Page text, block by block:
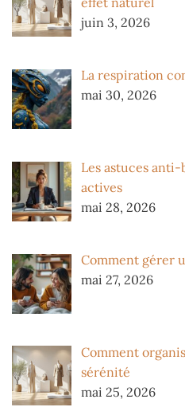
juin 3, 2026
La respiration
mai 30, 2026
Les astuces
actives
mai 28, 2026
Comment gérer
mai 27, 2026
Comment
sérénité
mai 25, 2026